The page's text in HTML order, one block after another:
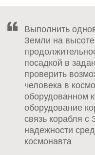
Выполнить
Земли на
посадкой в
проверить
человека в
оборудованном
оборудование
связь корабля с
надежности
космонавта